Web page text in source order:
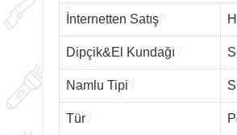
İnternetten Satış
Dipçik&El Kundağı
Namlu Tipi
Tür